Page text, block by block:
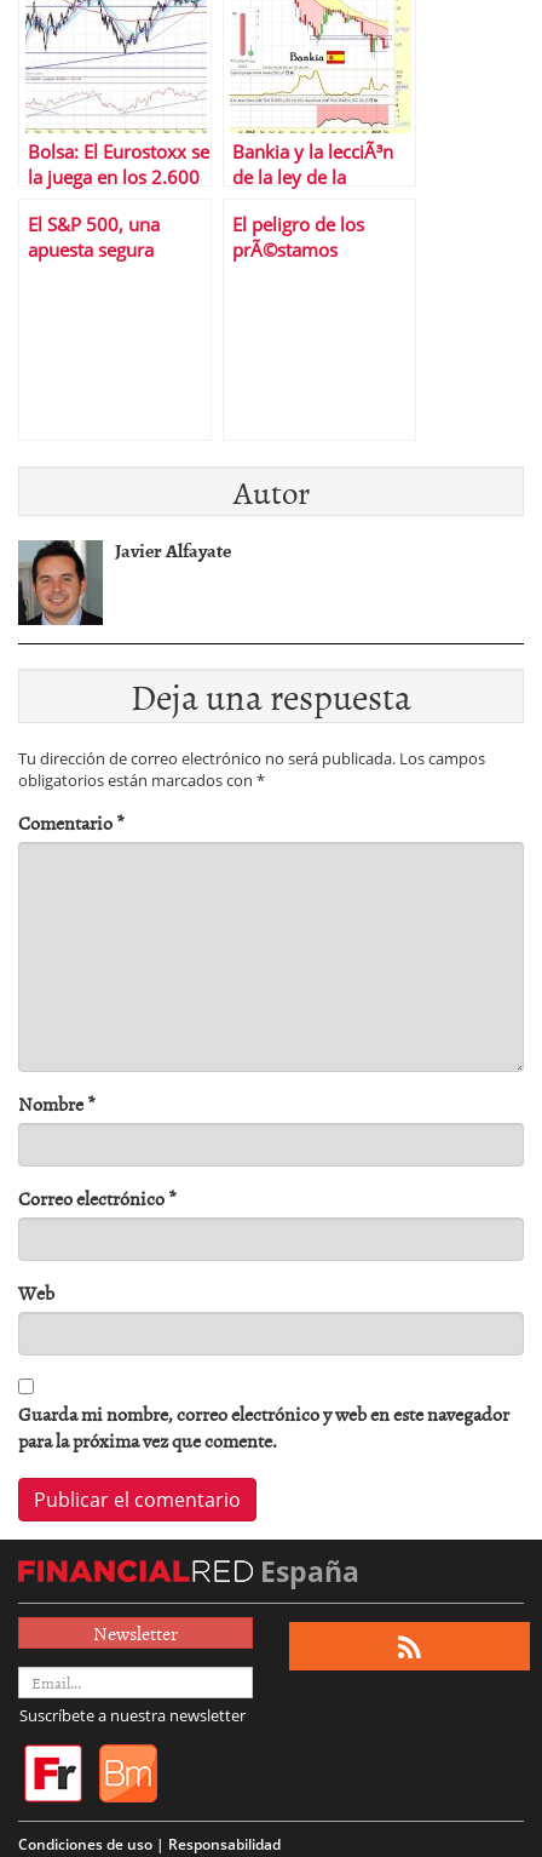
Bolsa: El Eurostoxx se
la juega en los 2.600
Bankia y la lecciÃ³n
de la ley de la
bajistas
El S&P 500, una
apuesta segura
El peligro de los
prÃ©stamos
Autor
Javier Alfayate
Deja una respuesta
Tu dirección de correo electrónico no será publicada. Los campos
obligatorios están marcados con *
Comentario*
Nombre*
Correo electrónico*
Web
Guarda mi nombre, correo electrónico y web en este navegador
para la próxima vez que comente.
España
Newsletter
Suscríbete a nuestra newsletter
Condiciones de uso | Responsabilidad